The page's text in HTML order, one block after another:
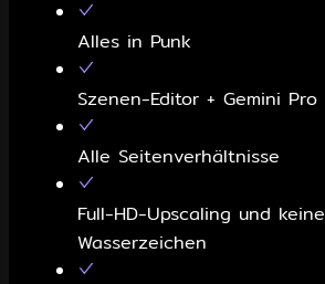
Alles in Punk
Szenen-Editor + Gemini Pro
Alle Seitenverhältnisse
Full-HD-Upscaling und keine
Wasserzeichen